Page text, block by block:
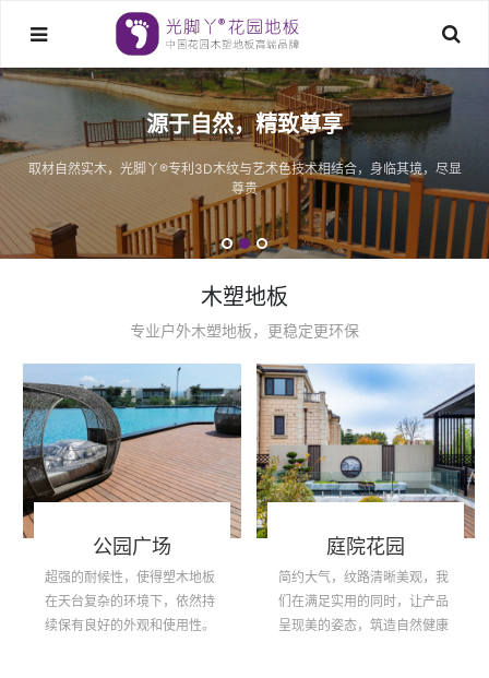
源于自然，精致尊享
取材自然实木，光脚丫®专利3D木纹与艺术色技术相结合，身临其境，尽显
尊贵
木塑地板
专业户外木塑地板，更稳定更环保
公园广场
超强的耐候性，使得塑木地板
在天台复杂的环境下，依然持
续保有良好的外观和使用性。
庭院花园
简约大气，纹路清晰美观，我
们在满足实用的同时，让产品
呈现美的姿态，筑造自然健康